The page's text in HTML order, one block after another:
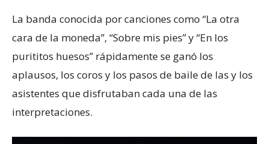
La banda conocida por canciones como “La otra
cara de la moneda”, “Sobre mis pies” y “En los
purititos huesos” rápidamente se ganó los
aplausos, los coros y los pasos de baile de las y los
asistentes que disfrutaban cada una de las
interpretaciones.